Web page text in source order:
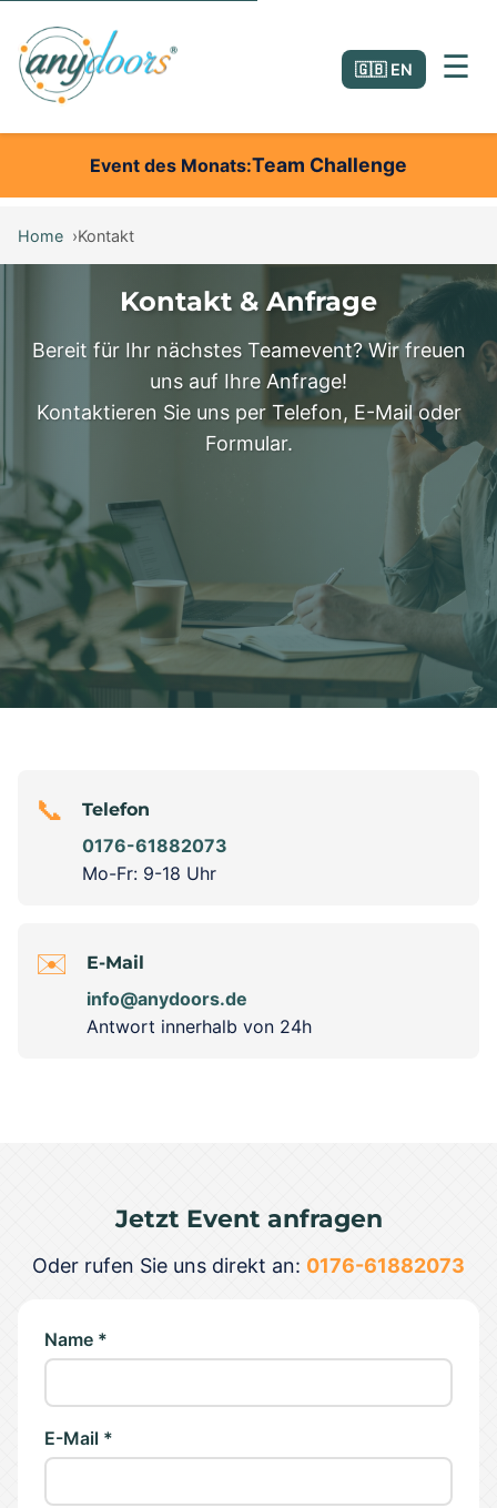
🇬🇧 EN ☰
Event des Monats Team Challenge
Home Kontakt
Kontakt & Anfrage
Bereit für Ihr nächstes Teamevent? Wir freuen
uns auf Ihre Anfrage!
Kontaktieren Sie uns per Telefon, E-Mail oder
Formular.
📞 Telefon
0176-61882073
Mo-Fr: 9-18 Uhr
✉️ E-Mail
info@anydoors.de
Antwort innerhalb von 24h
Jetzt Event anfragen
Oder rufen Sie uns direkt an: 0176-61882073
Name *
E-Mail *